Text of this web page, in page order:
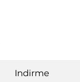
Indirme